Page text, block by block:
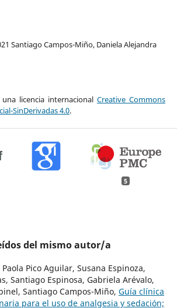
Santiago Campos-Miño, Daniela Alejandra
licencia internacional Creative Commons
SinDerivadas 4.0.
5
del mismo autor/a
Paola Pico Aguilar, Susana Espinoza,
Santiago Espinosa, Gabriela Arévalo,
Santiago Campos-Miño, Guía clínica
para el uso de analgesia y sedación;